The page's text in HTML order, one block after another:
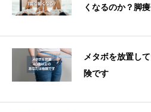
くなるのか？脚
メタボを放置し
険です